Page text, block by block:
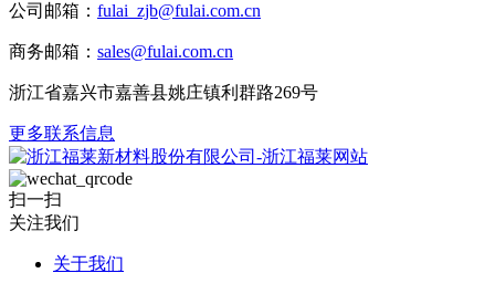
公司邮箱： fulai_zjb@fulai.com.cn
商务邮箱： sales@fulai.com.cn
浙江省嘉兴市嘉善县姚庄镇利群路269号
更多联系信息
扫一扫
关注我们
关于我们